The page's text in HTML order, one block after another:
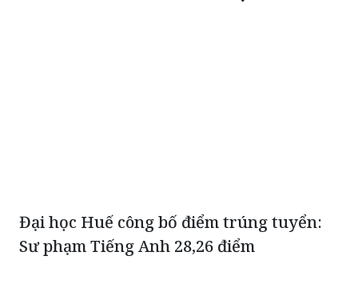
Đại học Huế công bố điểm trúng tuyển:
Sư phạm Tiếng Anh 28,26 điểm